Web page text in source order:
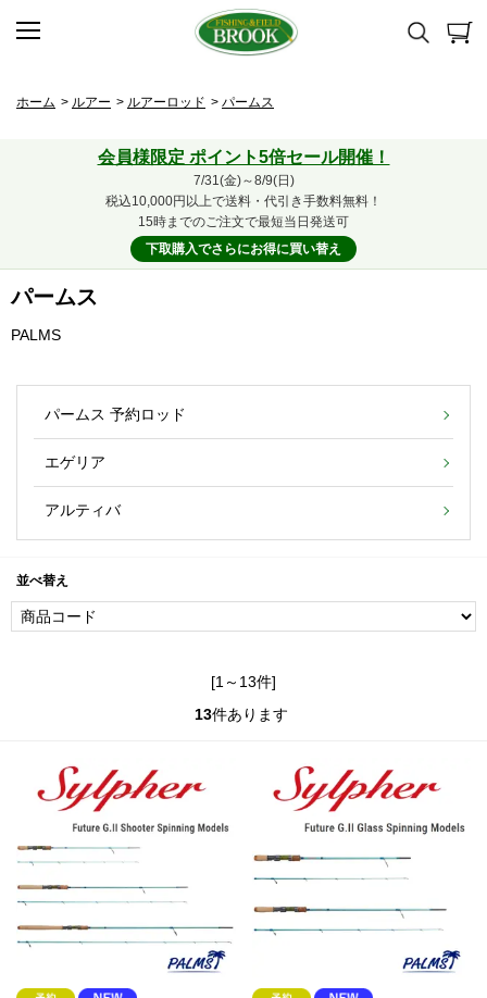
ホーム > ルアー > ルアーロッド > パームス
会員様限定 ポイント5倍セール開催！
7/31(金)～8/9(日)
税込10,000円以上で送料・代引き手数料無料！
15時までのご注文で最短当日発送可
下取購入でさらにお得に買い替え
パームス
PALMS
パームス 予約ロッド
エゲリア
アルティバ
並べ替え
[1～13件]
13件あります